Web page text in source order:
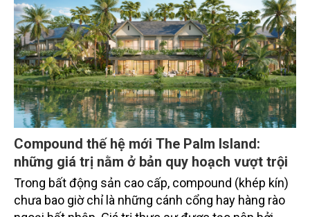
Compound thế hệ mới The Palm Island:
những giá trị nằm ở bản quy hoạch vượt trội
Trong bất động sản cao cấp, compound (khép kín)
chưa bao giờ chỉ là những cánh cổng hay hàng rào